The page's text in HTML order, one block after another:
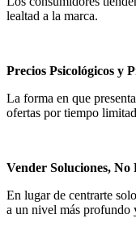
lealtad a la marca.
Precios Psicológicos y
La forma en que
ofertas por tiempo
Vender Soluciones, No
En lugar de centrarte
a un nivel más profundo